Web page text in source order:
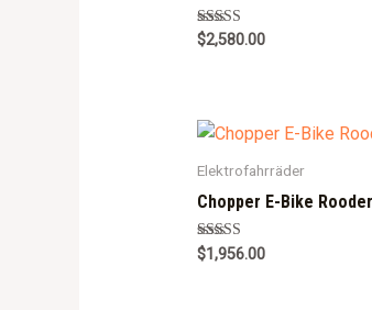
Rated
5.00
$2,580.00
Elektrofahrräder
Chopper E-Bike
Rated
5.00
$1,956.00